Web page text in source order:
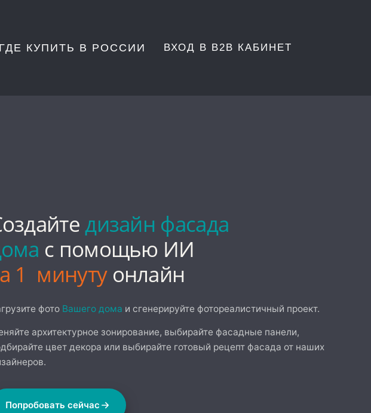
ГДЕ КУПИТЬ В РОССИИ ВХОД В B2В КАБИНЕТ
дизайн фасада
с помощью ИИ
1 минутуонлайн
фото Вашего дома и сгенерируйте фотореалистичный проект.
архитектурное зонирование, выбирайте фасадные панели,
цвет декора или выбирайте готовый рецепт фасада от наших
Попробовать сейчас